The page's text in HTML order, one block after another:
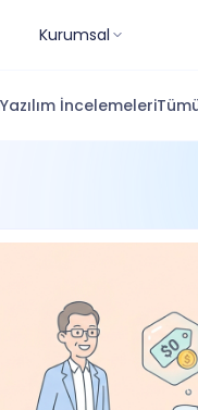
Kurumsal
Yazılım İncelemeleri